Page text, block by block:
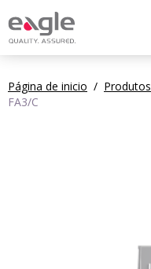
Página de inicio / Produtos
FA3/C